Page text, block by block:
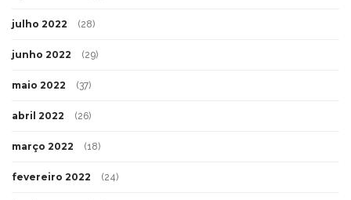
julho 2022 (28)
junho 2022 (29)
maio 2022 (37)
abril 2022 (26)
março 2022 (18)
fevereiro 2022 (24)